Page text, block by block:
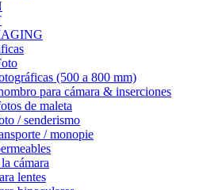
(500 a 800 mm)
para cámara & inserciones
de maleta
/ senderismo
/ monopie
cámara
lentes